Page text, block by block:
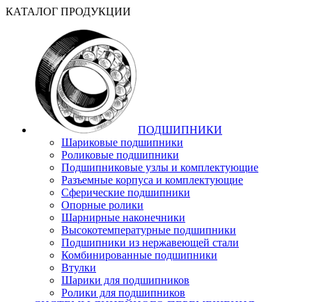
КАТАЛОГ ПРОДУКЦИИ
ПОДШИПНИКИ
Шариковые подшипники
Роликовые подшипники
Подшипниковые узлы и комплектующие
Разъемные корпуса и комплектующие
Сферические подшипники
Опорные ролики
Шарнирные наконечники
Высокотемпературные подшипники
Подшипники из нержавеющей стали
Комбинированные подшипники
Втулки
Шарики для подшипников
Ролики для подшипников